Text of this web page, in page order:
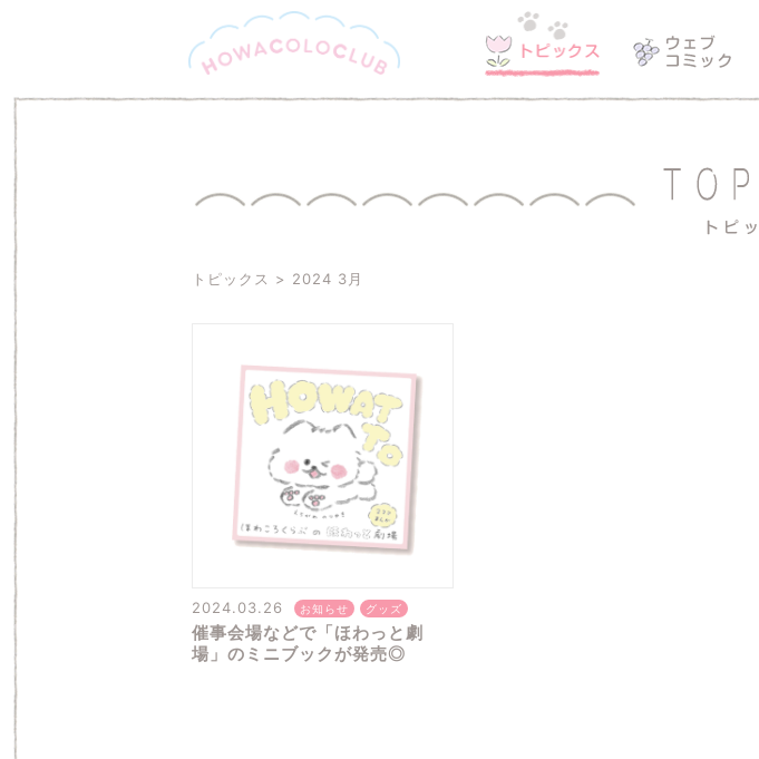
トピックス 2024 3月
2024.03.26 お知らせ グッズ
催事会場などで「ほわっと劇
場」のミニブックが発売◎